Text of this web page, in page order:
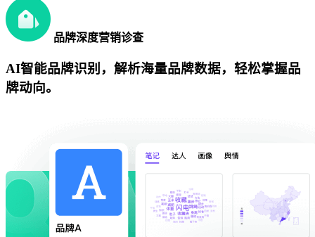
品牌深度营销诊查
AI智能品牌识别，解析海量品牌数据，轻松掌握品
牌动向。